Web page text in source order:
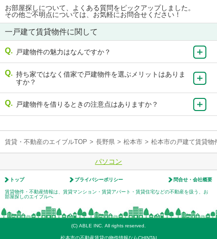
お部屋探しについて、よくある質問をピックアップしました。
その他ご不明点については、お気軽にお問合せください！
一戸建て賃貸物件に関して
戸建物件の魅力はなんですか？
持ち家ではなく借家で戸建物件を選ぶメリットはありま
すか？
戸建物件を借りるときの注意点はありますか？
賃貸・不動産のエイブルTOP > 長野県 > 松本市 > 松本市の戸建て賃貸物
パソコン
トップ プライバシーポリシー 問合せ・会社概要
賃貸物件・不動産情報は、賃貸マンション・賃貸アパート・賃貸住宅などの不動産を扱う、お
部屋探しのエイブルへ
(C) ABLE INC. All rights reserved.
松本市の不動産賃貸の物件情報ならCHINTAI